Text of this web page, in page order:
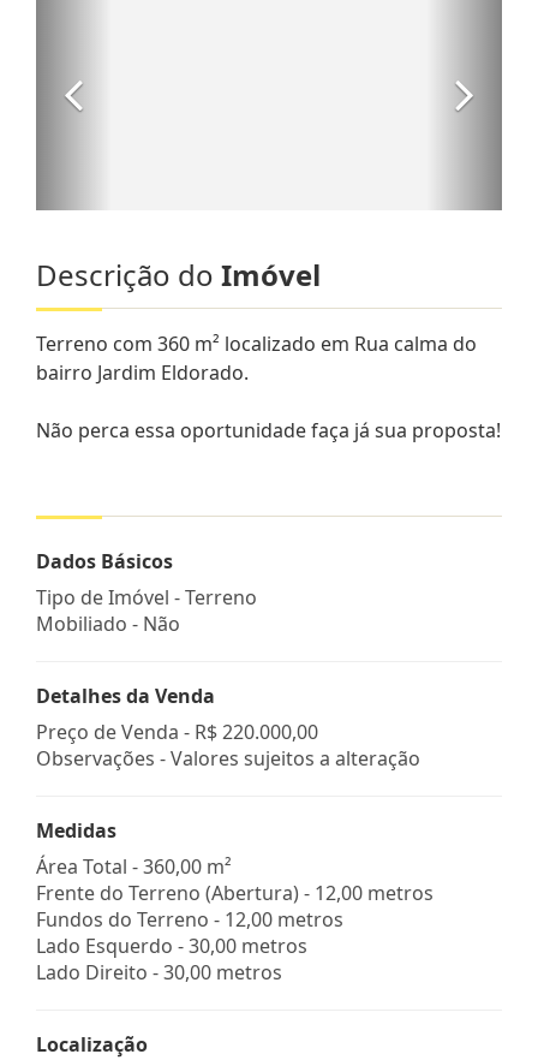
Descrição do Imóvel
Terreno com 360 m² localizado em Rua calma do
bairro Jardim Eldorado.
Não perca essa oportunidade faça já sua proposta!
Dados Básicos
Tipo de Imóvel - Terreno
Mobiliado - Não
Detalhes da Venda
Preço de Venda - R$ 220.000,00
Observações - Valores sujeitos a alteração
Medidas
Área Total - 360,00 m²
Frente do Terreno (Abertura) - 12,00 metros
Fundos do Terreno - 12,00 metros
Lado Esquerdo - 30,00 metros
Lado Direito - 30,00 metros
Localização